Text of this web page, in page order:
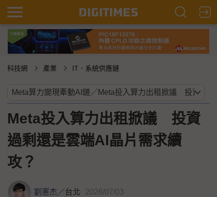
科技網 產業 IT．系統供應鏈
Meta投入算力出租掀議 投資
過剩還是雲端AI晶片需求續
攻？
劉憲杰／台北 2026/07/03